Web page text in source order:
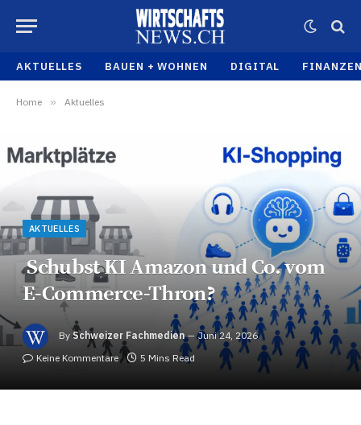
AKTUELLES BAUEN + WOHNEN DIGITAL
Home » Aktuelles
AKTUELLES
Schubst KI Amazon und Co. vom
E-Commerce-Thron?
By Schweizer Fachmedien
Juni 24, 2026
Keine Kommentare
5 Mins Read